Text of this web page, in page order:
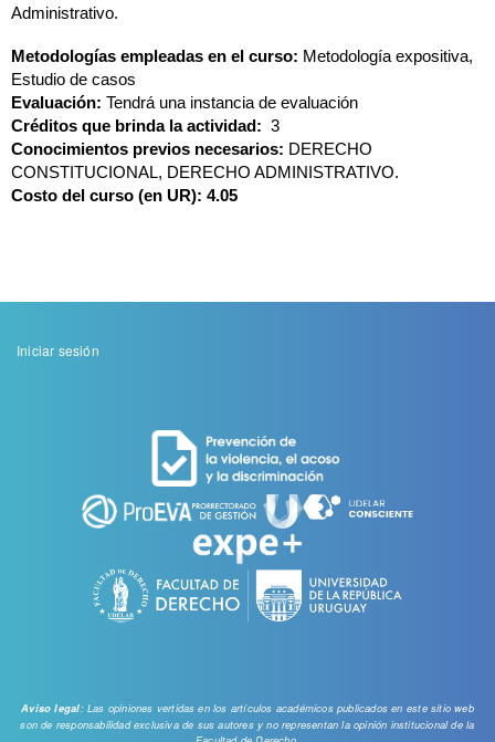
Administrativo.
Metodologías empleadas en el curso: Metodología expositiva,
Estudio de casos
Evaluación: Tendrá una instancia de evaluación
Créditos que brinda la actividad: 3
Conocimientos previos necesarios: DERECHO
CONSTITUCIONAL, DERECHO ADMINISTRATIVO.
Costo del curso (en UR): 4.05
Menu
Iniciar sesión
Aviso legal: Las opiniones vertidas en los artículos académicos publicados en este sitio web
son de responsabilidad exclusiva de sus autores y no representan la opinión institucional de la